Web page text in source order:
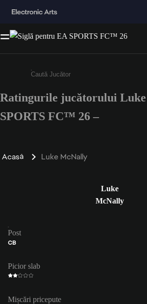
Enter a minimum of 3 characters
Ratingurile jucătorului
SPORTS FC™ 26 –
Acasă Luke McNally
Luke
McNally
Post
CB
Picior slab
Mișcări pricepute